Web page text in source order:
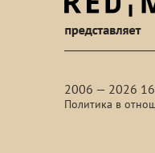
2006 — 2026
Политика в